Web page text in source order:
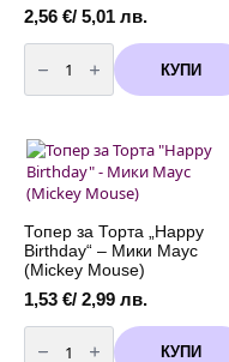
2,56 €/ 5,01 лв.
количество
за
Татуировки
временни
Мики
Маус
(Minnie
&
Mickey
Mouse)
19
броя
на
лист
КУПИ
Топер за Торта „Happy
Birthday“ – Мики Маус
(Mickey Mouse)
1,53 €/ 2,99 лв.
количество
за КУПИ